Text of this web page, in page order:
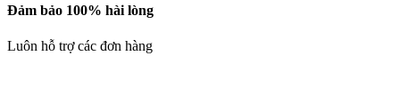
Đảm bảo 100% hài lòng
Luôn hỗ trợ các đơn hàng